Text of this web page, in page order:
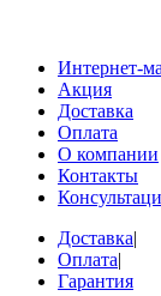
Интернет-
Акция
Доставка
Оплата
О компании
Контакты
Доставка|
Оплата|
Гарантия